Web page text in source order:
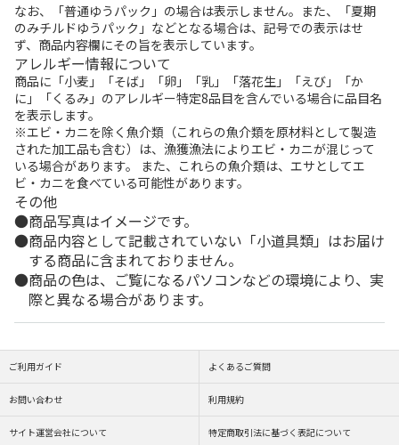
なお、「普通ゆうパック」の場合は表示しません。また、「夏期
のみチルドゆうパック」などとなる場合は、記号での表示はせ
ず、商品内容欄にその旨を表示しています。
アレルギー情報について
商品に「小麦」「そば」「卵」「乳」「落花生」「えび」「か
に」「くるみ」のアレルギー特定8品目を含んでいる場合に品目名
を表示します。
※エビ・カニを除く魚介類（これらの魚介類を原材料として製造
された加工品も含む）は、漁獲漁法によりエビ・カニが混じって
いる場合があります。 また、これらの魚介類は、エサとしてエ
ビ・カニを食べている可能性があります。
その他
商品写真はイメージです。
商品内容として記載されていない「小道具類」はお届け
する商品に含まれておりません。
商品の色は、ご覧になるパソコンなどの環境により、実
際と異なる場合があります。
ご利用ガイド よくあるご質問
お問い合わせ 利用規約
サイト運営会社について 特定商取引法に基づく表記について